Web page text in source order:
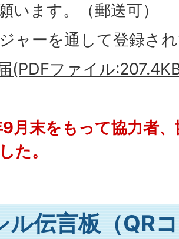
います。（郵送可）
ャーを通して登録さ
(PDFファイル
月末をもって協力者
た。
ル伝言板（QR